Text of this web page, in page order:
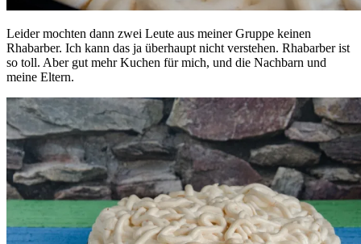
Leider mochten dann zwei Leute aus meiner Gruppe keinen
Rhabarber. Ich kann das ja überhaupt nicht verstehen. Rhabarber ist
so toll. Aber gut mehr Kuchen für mich, und die Nachbarn und
meine Eltern.